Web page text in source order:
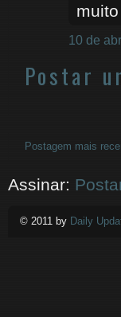
10 de
Postar
Postagem mais
Assinar:
© 2011 by Daily